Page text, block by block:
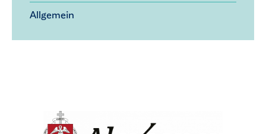
Allgemein